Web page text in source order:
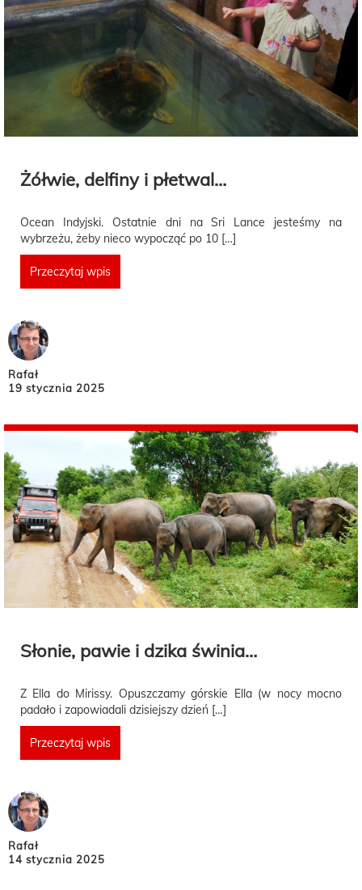
Żółwie, delfiny i płetwal…
Ocean Indyjski. Ostatnie dni na Sri Lance jesteśmy na
wybrzeżu, żeby nieco wypocząć po 10 […]
Przeczytaj wpis
Rafał
19 stycznia 2025
Słonie, pawie i dzika świnia…
Z Ella do Mirissy. Opuszczamy górskie Ella (w nocy mocno
padało i zapowiadali dzisiejszy dzień […]
Przeczytaj wpis
Rafał
14 stycznia 2025